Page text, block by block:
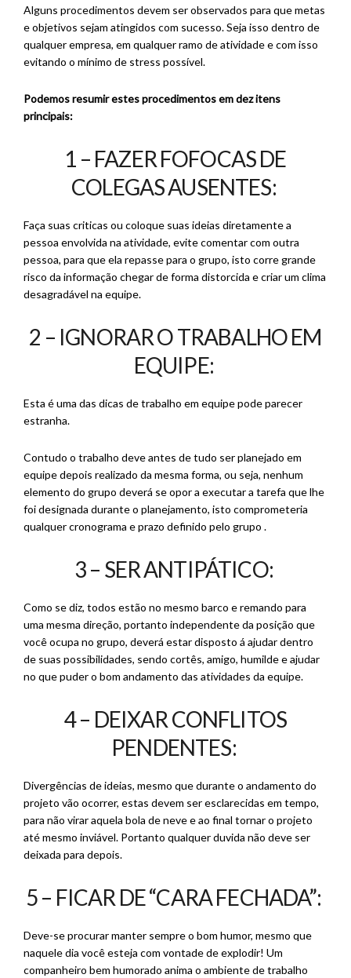
Alguns procedimentos devem ser observados para que metas
e objetivos sejam atingidos com sucesso. Seja isso dentro de
qualquer empresa, em qualquer ramo de atividade e com isso
evitando o mínimo de stress possível.
Podemos resumir estes procedimentos em dez itens
principais:
1 – FAZER FOFOCAS DE
COLEGAS AUSENTES:
Faça suas criticas ou coloque suas ideias diretamente a
pessoa envolvida na atividade, evite comentar com outra
pessoa, para que ela repasse para o grupo, isto corre grande
risco da informação chegar de forma distorcida e criar um clima
desagradável na equipe.
2 – IGNORAR O TRABALHO EM
EQUIPE:
Esta é uma das dicas de trabalho em equipe pode parecer
estranha.
Contudo o trabalho deve antes de tudo ser planejado em
equipe depois realizado da mesma forma, ou seja, nenhum
elemento do grupo deverá se opor a executar a tarefa que lhe
foi designada durante o planejamento, isto comprometeria
qualquer cronograma e prazo definido pelo grupo .
3 – SER ANTIPÁTICO:
Como se diz, todos estão no mesmo barco e remando para
uma mesma direção, portanto independente da posição que
você ocupa no grupo, deverá estar disposto á ajudar dentro
de suas possibilidades, sendo cortês, amigo, humilde e ajudar
no que puder o bom andamento das atividades da equipe.
4 – DEIXAR CONFLITOS
PENDENTES:
Divergências de ideias, mesmo que durante o andamento do
projeto vão ocorrer, estas devem ser esclarecidas em tempo,
para não virar aquela bola de neve e ao final tornar o projeto
até mesmo inviável. Portanto qualquer duvida não deve ser
deixada para depois.
5 – FICAR DE “CARA FECHADA”:
Deve-se procurar manter sempre o bom humor, mesmo que
naquele dia você esteja com vontade de explodir! Um
companheiro bem humorado anima o ambiente de trabalho